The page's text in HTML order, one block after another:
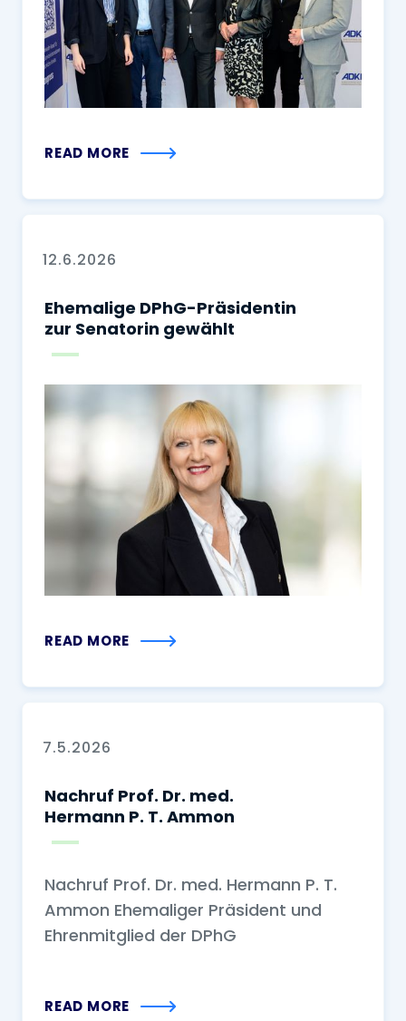
READ MORE
12.6.2026
Ehemalige DPhG-Präsidentin
zur Senatorin gewählt
READ MORE
7.5.2026
Nachruf Prof. Dr. med.
Hermann P. T. Ammon
Nachruf Prof. Dr. med. Hermann P. T.
Ammon Ehemaliger Präsident und
Ehrenmitglied der DPhG
READ MORE